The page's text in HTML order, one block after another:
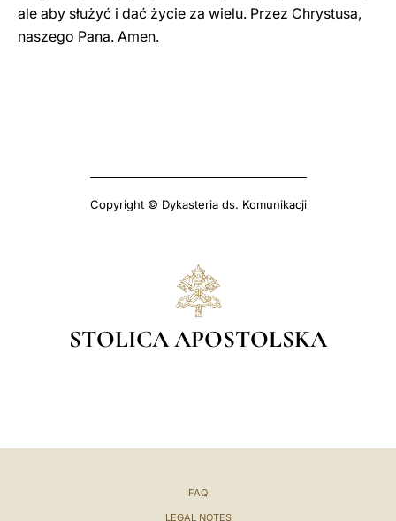
ale aby służyć i dać życie za wielu. Przez Chrystusa,
naszego Pana. Amen.
Copyright © Dykasteria ds. Komunikacji
STOLICA APOSTOLSKA
FAQ
LEGAL NOTES